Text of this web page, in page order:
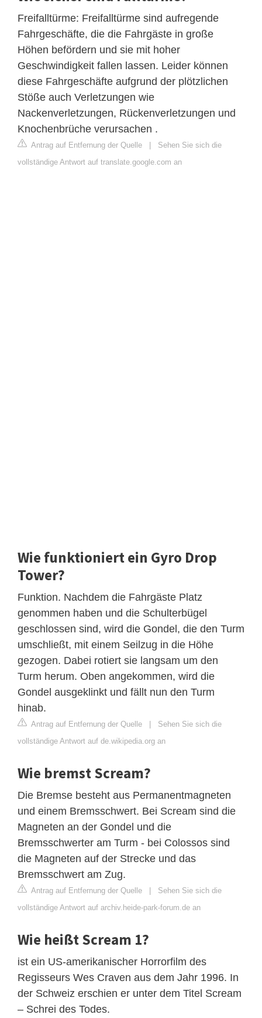
Freifalltürme: Freifalltürme sind aufregende
Fahrgeschäfte, die die Fahrgäste in große
Höhen befördern und sie mit hoher
Geschwindigkeit fallen lassen. Leider können
diese Fahrgeschäfte aufgrund der plötzlichen
Stöße auch Verletzungen wie
Nackenverletzungen, Rückenverletzungen und
Knochenbrüche verursachen .
Antrag auf Entfernung der Quelle | Sehen Sie sich die
vollständige Antwort auf translate.google.com an
Wie funktioniert ein Gyro Drop
Tower?
Funktion. Nachdem die Fahrgäste Platz
genommen haben und die Schulterbügel
geschlossen sind, wird die Gondel, die den Turm
umschließt, mit einem Seilzug in die Höhe
gezogen. Dabei rotiert sie langsam um den
Turm herum. Oben angekommen, wird die
Gondel ausgeklinkt und fällt nun den Turm
hinab.
Antrag auf Entfernung der Quelle | Sehen Sie sich die
vollständige Antwort auf de.wikipedia.org an
Wie bremst Scream?
Die Bremse besteht aus Permanentmagneten
und einem Bremsschwert. Bei Scream sind die
Magneten an der Gondel und die
Bremsschwerter am Turm - bei Colossos sind
die Magneten auf der Strecke und das
Bremsschwert am Zug.
Antrag auf Entfernung der Quelle | Sehen Sie sich die
vollständige Antwort auf archiv.heide-park-forum.de an
Wie heißt Scream 1?
ist ein US-amerikanischer Horrorfilm des
Regisseurs Wes Craven aus dem Jahr 1996. In
der Schweiz erschien er unter dem Titel Scream
– Schrei des Todes.